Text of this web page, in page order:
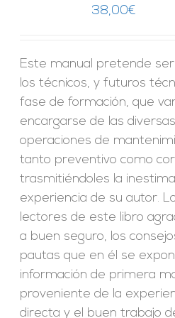
38,00€
Este manual pretende
los técnicos, y futuros
fase de formación, que
encargarse de las diversas
operaciones de
tanto preventivo como
trasmitiéndoles la
experiencia de su autor.
lectores de este libro
a buen seguro, los
pautas que en él se
información de primera
proveniente de la
directa y el buen trabajo